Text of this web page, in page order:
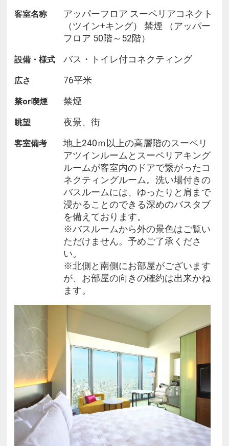
390階から49階のレギュラーフロアは『スーペリア
50階から52階のアッパーフロアは『アッパーフロア
上空からの景色をご家族や、お友達とご一緒にお楽
しみください。
○ご朝食○
営業時間： 6：30～10：00（ブッフェ・セットメニ
人気のライブキッチンコーナーではお好みの具材を
チョイスできるオムレツやおにぎり、
その他パンケーキ、日替りヌードルをご用意。
シェフが目の前で仕上げるできたての味をお楽しみ
客室名称
アッパーフロア スーペリアコネクト
（ツイン+キング） 禁煙 （アッパー
フロア 50階～52階）
設備・様式 バス・トイレ付コネクティング
広さ 76平米
禁or喫煙 禁煙
眺望 夜景、街
客室備考
地上240ｍ以上の高層階のスーペリ
アツインルームとスーペリアキング
ルームが客室内のドアで繋がったコ
ネクティングルーム。洗い場付きの
バスルームには、ゆったりと肩まで
浸かることのできる深めのバスタブ
を備えております。
※バスルームから外の景色はご覧い
ただけません。予めご了承くださ
い。
※北側と南側にお部屋がございます
が、お部屋の向きの確約は出来かね
ます。